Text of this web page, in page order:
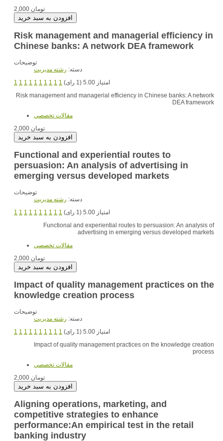
2,000 تومان
Risk management and managerial efficiency in
Chinese banks: A network DEA framework
توضیحات
دسته: رشته مديريت
1 1 1 1 1 1 1 1 1 1
امتیاز 5.00 (1 رای)
Risk management and managerial efficiency in Chinese banks: A network
DEA framework
مقالات تخصصي
2,000 تومان
Functional and experiential routes to
persuasion: An analysis of advertising in
emerging versus developed markets
توضیحات
دسته: رشته مديريت
1 1 1 1 1 1 1 1 1 1
امتیاز 5.00 (1 رای)
Functional and experiential routes to persuasion: An analysis of
advertising in emerging versus developed markets
مقالات تخصصي
2,000 تومان
Impact of quality management practices on the
knowledge creation process
توضیحات
دسته: رشته مديريت
1 1 1 1 1 1 1 1 1 1
امتیاز 5.00 (1 رای)
Impact of quality management practices on the knowledge creation
process
مقالات تخصصي
2,000 تومان
Aligning operations, marketing, and
competitive strategies to enhance
performance:An empirical test in the retail
banking industry